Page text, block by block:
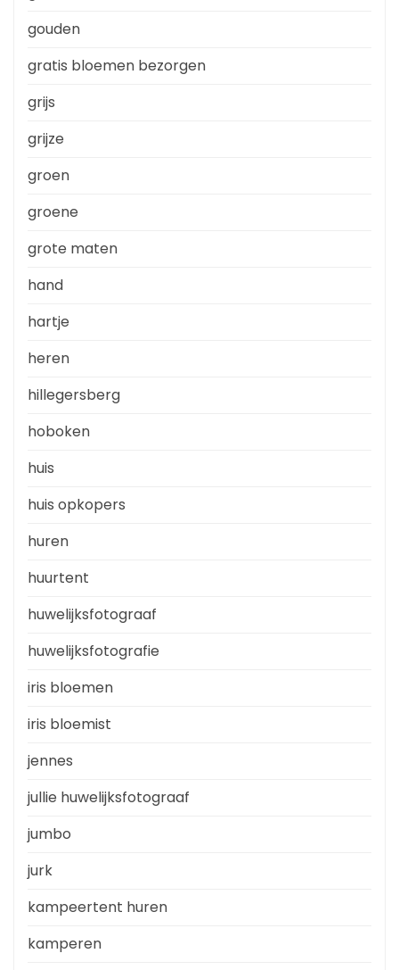
gouden
gratis bloemen bezorgen
grijs
grijze
groen
groene
grote maten
hand
hartje
heren
hillegersberg
hoboken
huis
huis opkopers
huren
huurtent
huwelijksfotograaf
huwelijksfotografie
iris bloemen
iris bloemist
jennes
jullie huwelijksfotograaf
jumbo
jurk
kampeertent huren
kamperen